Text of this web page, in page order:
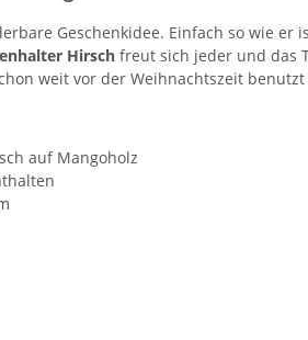
Geschenkidee. Einfach so wie
Hirsch freut sich jeder und das
weit vor der Weihnachtszeit
auf Mangoholz